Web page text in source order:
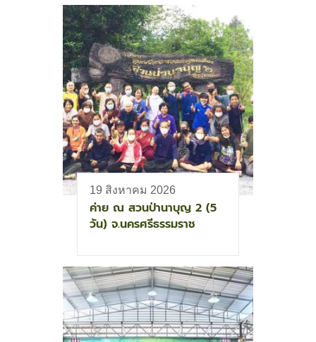
19 สิงหาคม 2026
ค่าย ณ สวนป่านาบุญ 2 (5
วัน) จ.นครศรีธรรมราช